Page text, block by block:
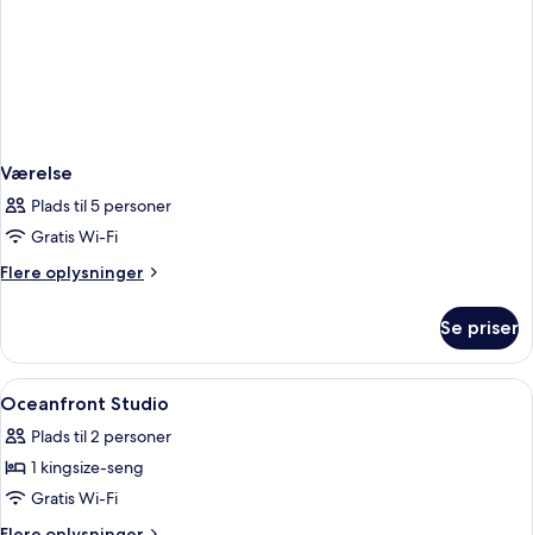
Værelse
Plads til 5 personer
Gratis Wi-Fi
Flere oplysninger
Flere
Se priser
Indlæs
alle
billeder
af
Oceanfront
Studio
Premium-sengetøj, dundyner, senge
3
Oceanfront Studio
Plads til 2 personer
1 kingsize-seng
Gratis Wi-Fi